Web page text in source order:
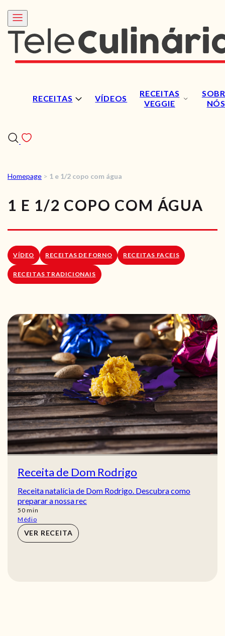
RECEITAS VÍDEOS
RECEITAS
VEGGIE
NÓS
RECEITAS
VÍDEOS
RECEITAS VEGGIE
SOBRE NÓS
LOJA ONLINE
Homepage > 1 e 1/2 copo com água
1 E 1/2 COPO COM ÁGUA
VÍDEO RECEITAS DE FORNO RECEITAS FACEIS
RECEITAS TRADICIONAIS
Receita de Dom Rodrigo
Receita natalícia de Dom Rodrigo. Descubra como
preparar a nossa rec
50min
min
Médio
VER RECEITA